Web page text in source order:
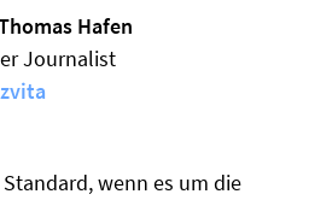
Hafen
Journalist
wenn es um die